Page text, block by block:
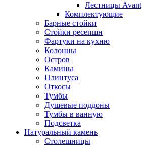
Лестницы Avant
Комплектующие
Барные стойки
Стойки ресепшн
Фартуки на кухню
Колонны
Остров
Камины
Плинтуса
Откосы
Тумбы
Душевые поддоны
Тумбы в ванную
Подсветка
Натуральный камень
Столешницы